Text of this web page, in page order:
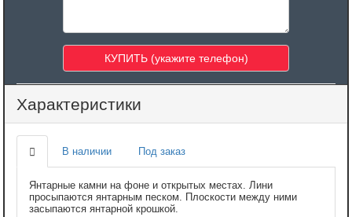
Характеристики
В наличии Под заказ
Янтарные камни на фоне и открытых местах. Лини
просыпаются янтарным песком. Плоскости между ними
засыпаются янтарной крошкой.